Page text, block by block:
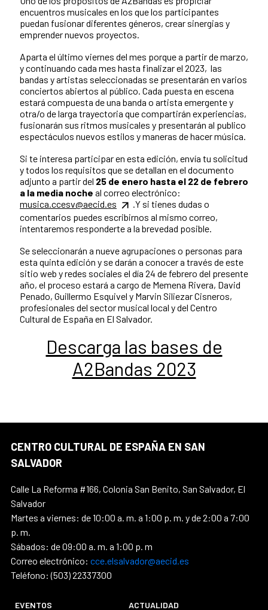
encuentros musicales en los que los participantes
puedan fusionar diferentes géneros, crear sinergias y
emprender nuevos proyectos.
Aparta el último viernes del mes porque a partir de marzo,
y continuando cada mes hasta finalizar el 2023, las
bandas y artistas seleccionadas se presentarán en varios
conciertos abiertos al público. Cada puesta en escena
estará compuesta de una banda o artista emergente y
otra/o de larga trayectoria que compartirán experiencias,
fusionarán sus ritmos musicales y presentarán al publico
espectáculos nuevos estilos y maneras de hacer música.
Si te interesa participar en esta edición, envía tu solicitud
y todos los requisitos que se detallan en el documento
adjunto a partir del 25 de enero hasta el 22 de febrero
a la media noche al correo electrónico:
musica.ccesv@aecid.es
.Y si tienes dudas o
comentarios puedes escribirnos al mismo correo,
intentaremos responderte a la brevedad posible.
Se seleccionarán a nueve agrupaciones o personas para
esta quinta edición y se darán a conocer a través de este
sitio web y redes sociales el día 24 de febrero del presente
año, el proceso estará a cargo de Memena Rivera, David
Penado, Guillermo Esquivel y Marvin Siliezar Cisneros,
profesionales del sector musical local y del Centro
Cultural de España en El Salvador.
Descarga las bases de
A2Bandas 2023
CENTRO CULTURAL DE ESPAÑA EN SAN
SALVADOR
Calle La Reforma #166, Colonia San Benito, San Salvador, El
Salvador
Martes a viernes: de 10:00 a. m. a 1:00 p. m. y de 2:00 a 7:00
p. m.
Sábados: de 09:00 a. m. a 1:00 p. m
Correo electrónico: cce.elsalvador@aecid.es
Teléfono: (503) 22337300
EVENTOS ACTUALIDAD